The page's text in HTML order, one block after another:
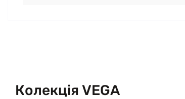
Колекція VEGA